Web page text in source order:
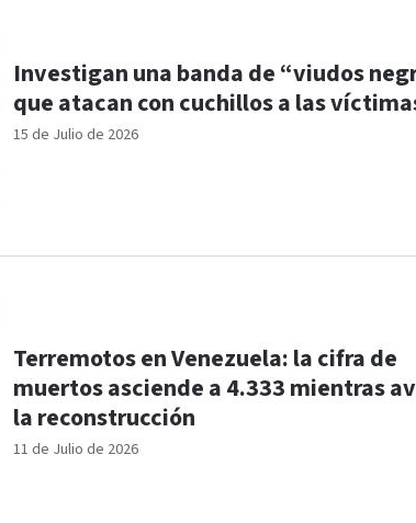
15 de Julio de 2026
Investigan una banda de “viudos
que atacan con cuchillos a las
11 de Julio de 2026
Terremotos en Venezuela: la cifra de
muertos asciende a 4.333 mientras
la reconstrucción